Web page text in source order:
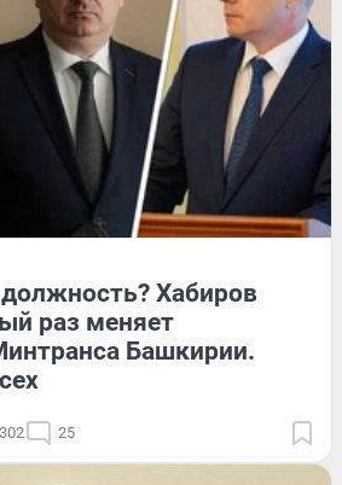
Хабиров
раз меняет
Башкирии.
25